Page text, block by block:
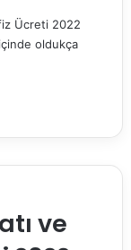
Ücreti 2022
oldukça
ve